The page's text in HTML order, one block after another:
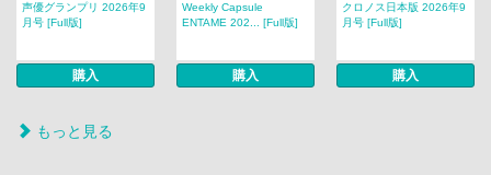
声優グランプリ 2026年9
月号 [Full版]
購入
Weekly Capsule
ENTAME 202... [Full版]
購入
クロノス日本版 2026年9
月号 [Full版]
購入
もっと見る